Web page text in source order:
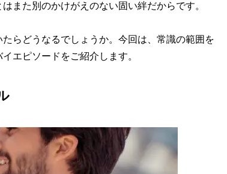
また別のかけがえのない固い絆だからです。
らどうなるでしょうか。今回は、常識の範囲を
エピソードをご紹介します。